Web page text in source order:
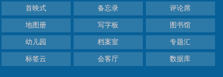
首映式 备忘录 评论席
地图册 写字板 图书馆
幼儿园 档案室 专题汇
标签云 会客厅 数据库